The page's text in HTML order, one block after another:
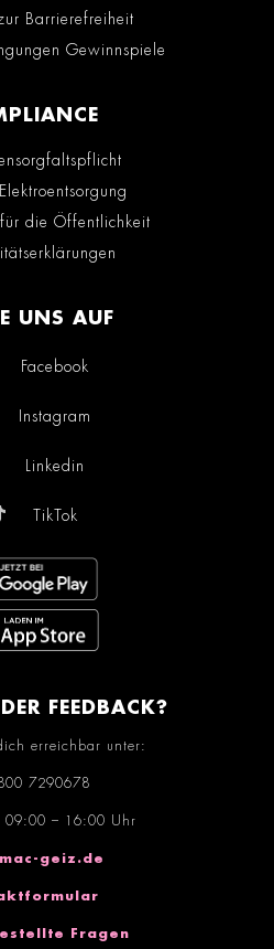
Barrierefreiheit
Gewinnspiele
die Öffentlichkeit
UNS AUF
Facebook
Instagram
Linkedin
TikTok
FEEDBACK?
erreichbar unter:
7290678
09:00 – 16:00 Uhr
geiz.de
Fragen